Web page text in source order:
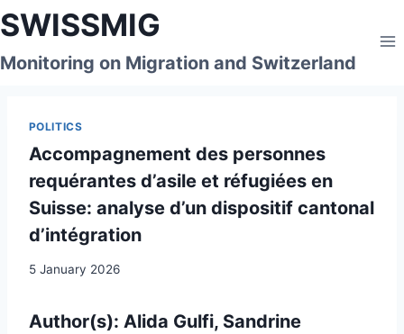
Skip
to
content
SWISSMIG
Monitoring on Migration and Switzerland
POLITICS
Accompagnement des personnes
requérantes d’asile et réfugiées en
Suisse: analyse d’un dispositif cantonal
d’intégration
5 January 2026
Author(s): Alida Gulfi, Sandrine